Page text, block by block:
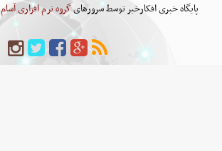
پایگاه خبری افکارخبر توسط سرورهایگروه نرم افزاری آسام